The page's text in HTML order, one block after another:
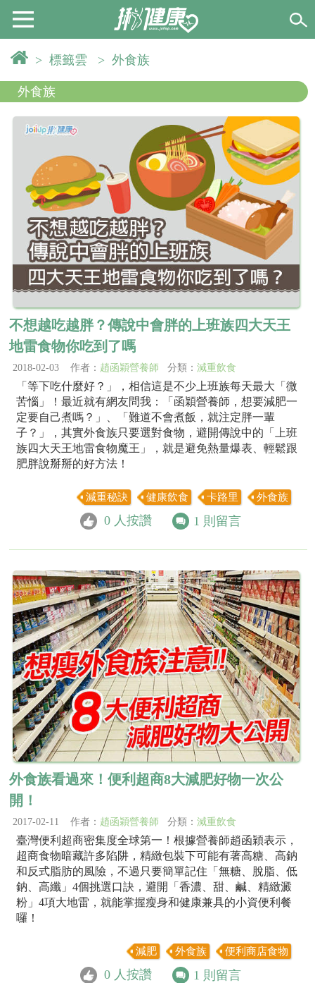
> 標籤雲 > 外食族
外食族
不想越吃越胖？傳說中會胖的上班族四大天王
地雷食物你吃到了嗎
2018-02-03 作者： 趙函穎營養師 分類： 減重飲食
「等下吃什麼好？」，相信這是不少上班族每天最大「微
苦惱」！最近就有網友問我：「函穎營養師，想要減肥一
定要自己煮嗎？」、「難道不會煮飯，就注定胖一輩
子？」，其實外食族只要選對食物，避開傳說中的「上班
族四大天王地雷食物魔王」，就是避免熱量爆表、輕鬆跟
肥胖說掰掰的好方法！
減重秘訣 健康飲食 卡路里 外食族
0 人按讚 1 則留言
外食族看過來！便利超商8大減肥好物一次公
開！
2017-02-11 作者： 趙函穎營養師 分類： 減重飲食
臺灣便利超商密集度全球第一！根據營養師趙函穎表示，
超商食物暗藏許多陷阱，精緻包裝下可能有著高糖、高鈉
和反式脂肪的風險，不過只要簡單記住「無糖、脫脂、低
鈉、高纖」4個挑選口訣，避開「香濃、甜、鹹、精緻澱
粉」4項大地雷，就能掌握瘦身和健康兼具的小資便利餐
囉！
減肥 外食族 便利商店食物
0 人按讚 1 則留言